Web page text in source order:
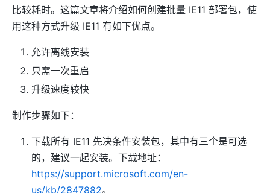
比较耗时。这篇文章将介绍如何创建批量 IE11 部署包，使
用这种方式升级 IE11 有如下优点。
允许离线安装
只需一次重启
升级速度较快
制作步骤如下：
下载所有 IE11 先决条件安装包，其中有三个是可选
的，建议一起安装。下载地址：
https://support.microsoft.com/en-
us/kb/2847882。